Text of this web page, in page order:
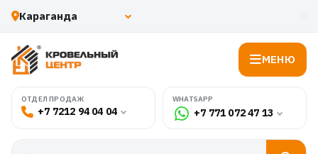
МЕНЮ
ОТДЕЛ ПРОДАЖ
+7 7212 94 04 04
WHATSAPP
+7 771 072 47 13